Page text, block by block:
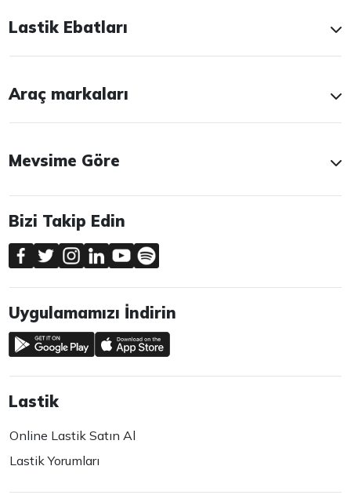
Lastik Ebatları
Araç markaları
Mevsime Göre
Bizi Takip Edin
Uygulamamızı İndirin
Lastik
Online Lastik Satın Al
Lastik Yorumları